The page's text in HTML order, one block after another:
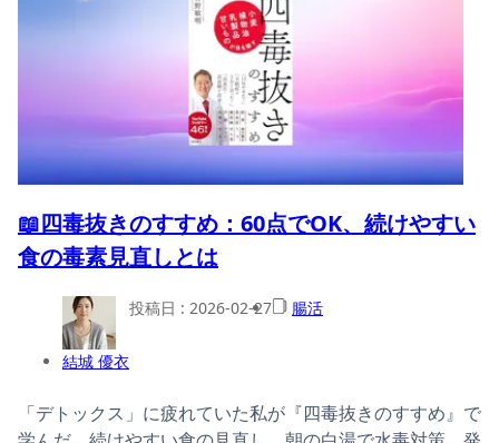
📖四毒抜きのすすめ：60点でOK、続けやすい
食の毒素見直しとは
結城 優衣
投稿日 : 2026-02-27 腸活
「デトックス」に疲れていた私が『四毒抜きのすすめ』で